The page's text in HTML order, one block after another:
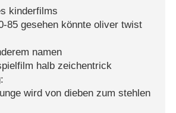
kinderfilms
85 gesehen könnte oliver twist
namen
halb zeichentrick
wird von dieben zum stehlen